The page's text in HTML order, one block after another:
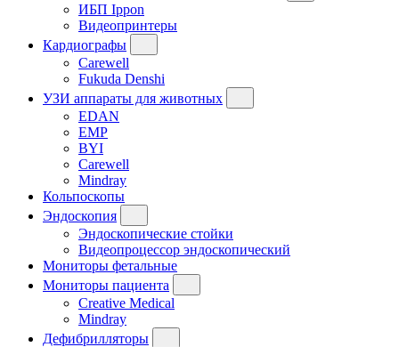
ИБП Ippon
Видеопринтеры
Кардиографы
Carewell
Fukuda Denshi
УЗИ аппараты для животных
EDAN
EMP
BYI
Carewell
Mindray
Кольпоскопы
Эндоскопия
Эндоскопические стойки
Видеопроцессор эндоскопический
Мониторы фетальные
Мониторы пациента
Creative Medical
Mindray
Дефибрилляторы